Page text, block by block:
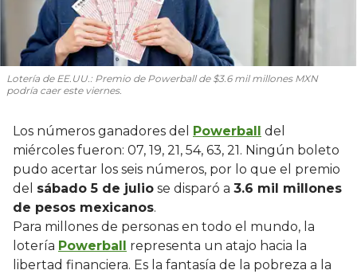
Lotería de EE.UU.: Premio de Powerball de $3.6 mil millones MXN
podría caer este viernes.
Los números ganadores del Powerball del
miércoles fueron: 07, 19, 21, 54, 63, 21. Ningún boleto
pudo acertar los seis números, por lo que el premio
del sábado 5 de julio se disparó a 3.6 mil millones
de pesos mexicanos.
Para millones de personas en todo el mundo, la
lotería Powerball representa un atajo hacia la
libertad financiera. Es la fantasía de la pobreza a la